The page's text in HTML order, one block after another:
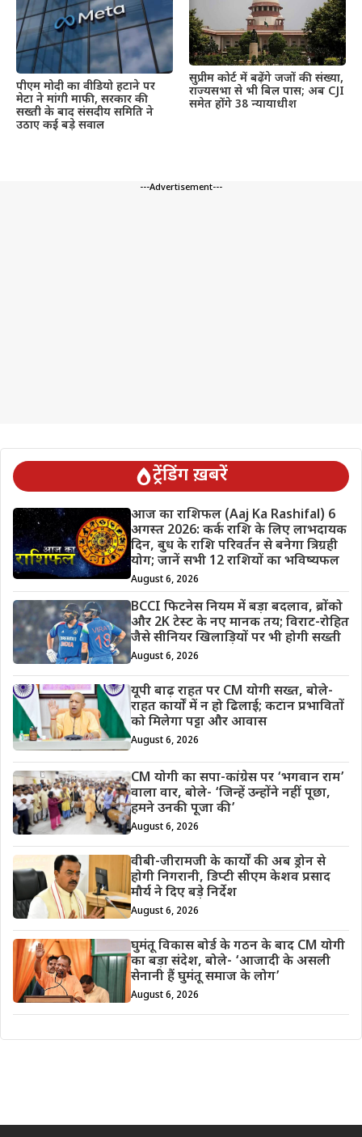
पीएम मोदी का वीडियो हटाने पर
मेटा ने मांगी माफी, सरकार की
सख्ती के बाद संसदीय समिति ने
उठाए कई बड़े सवाल
सुप्रीम कोर्ट में बढ़ेंगे जजों की संख्या,
राज्यसभा से भी बिल पास; अब CJI
समेत होंगे 38 न्यायाधीश
---Advertisement---
ट्रेंडिंग ख़बरें
आज का राशिफल (Aaj Ka Rashifal) 6
अगस्त 2026: कर्क राशि के लिए लाभदायक
दिन, बुध के राशि परिवर्तन से बनेगा त्रिग्रही
योग; जानें सभी 12 राशियों का भविष्यफल
August 6, 2026
BCCI फिटनेस नियम में बड़ा बदलाव, ब्रोंको
और 2K टेस्ट के नए मानक तय; विराट-रोहित
जैसे सीनियर खिलाड़ियों पर भी होगी सख्ती
August 6, 2026
यूपी बाढ़ राहत पर CM योगी सख्त, बोले-
राहत कार्यों में न हो ढिलाई; कटान प्रभावितों
को मिलेगा पट्टा और आवास
August 6, 2026
CM योगी का सपा-कांग्रेस पर ‘भगवान राम’
वाला वार, बोले- ‘जिन्हें उन्होंने नहीं पूछा,
हमने उनकी पूजा की’
August 6, 2026
वीबी-जीरामजी के कार्यों की अब ड्रोन से
होगी निगरानी, डिप्टी सीएम केशव प्रसाद
मौर्य ने दिए बड़े निर्देश
August 6, 2026
घुमंतू विकास बोर्ड के गठन के बाद CM योगी
का बड़ा संदेश, बोले- ‘आजादी के असली
सेनानी हैं घुमंतू समाज के लोग’
August 6, 2026